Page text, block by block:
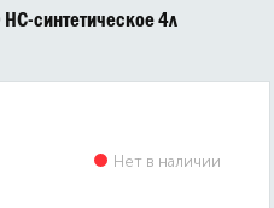
синтетическое 4л
Нет в наличии